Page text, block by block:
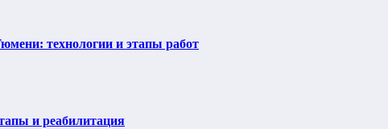
технологии и этапы работ
и реабилитация